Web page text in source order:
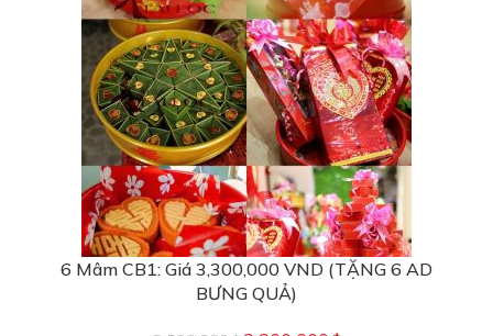
6 Mâm CB1: Giá 3,300,000 VND (TẶNG 6 AD
BƯNG QUẢ)